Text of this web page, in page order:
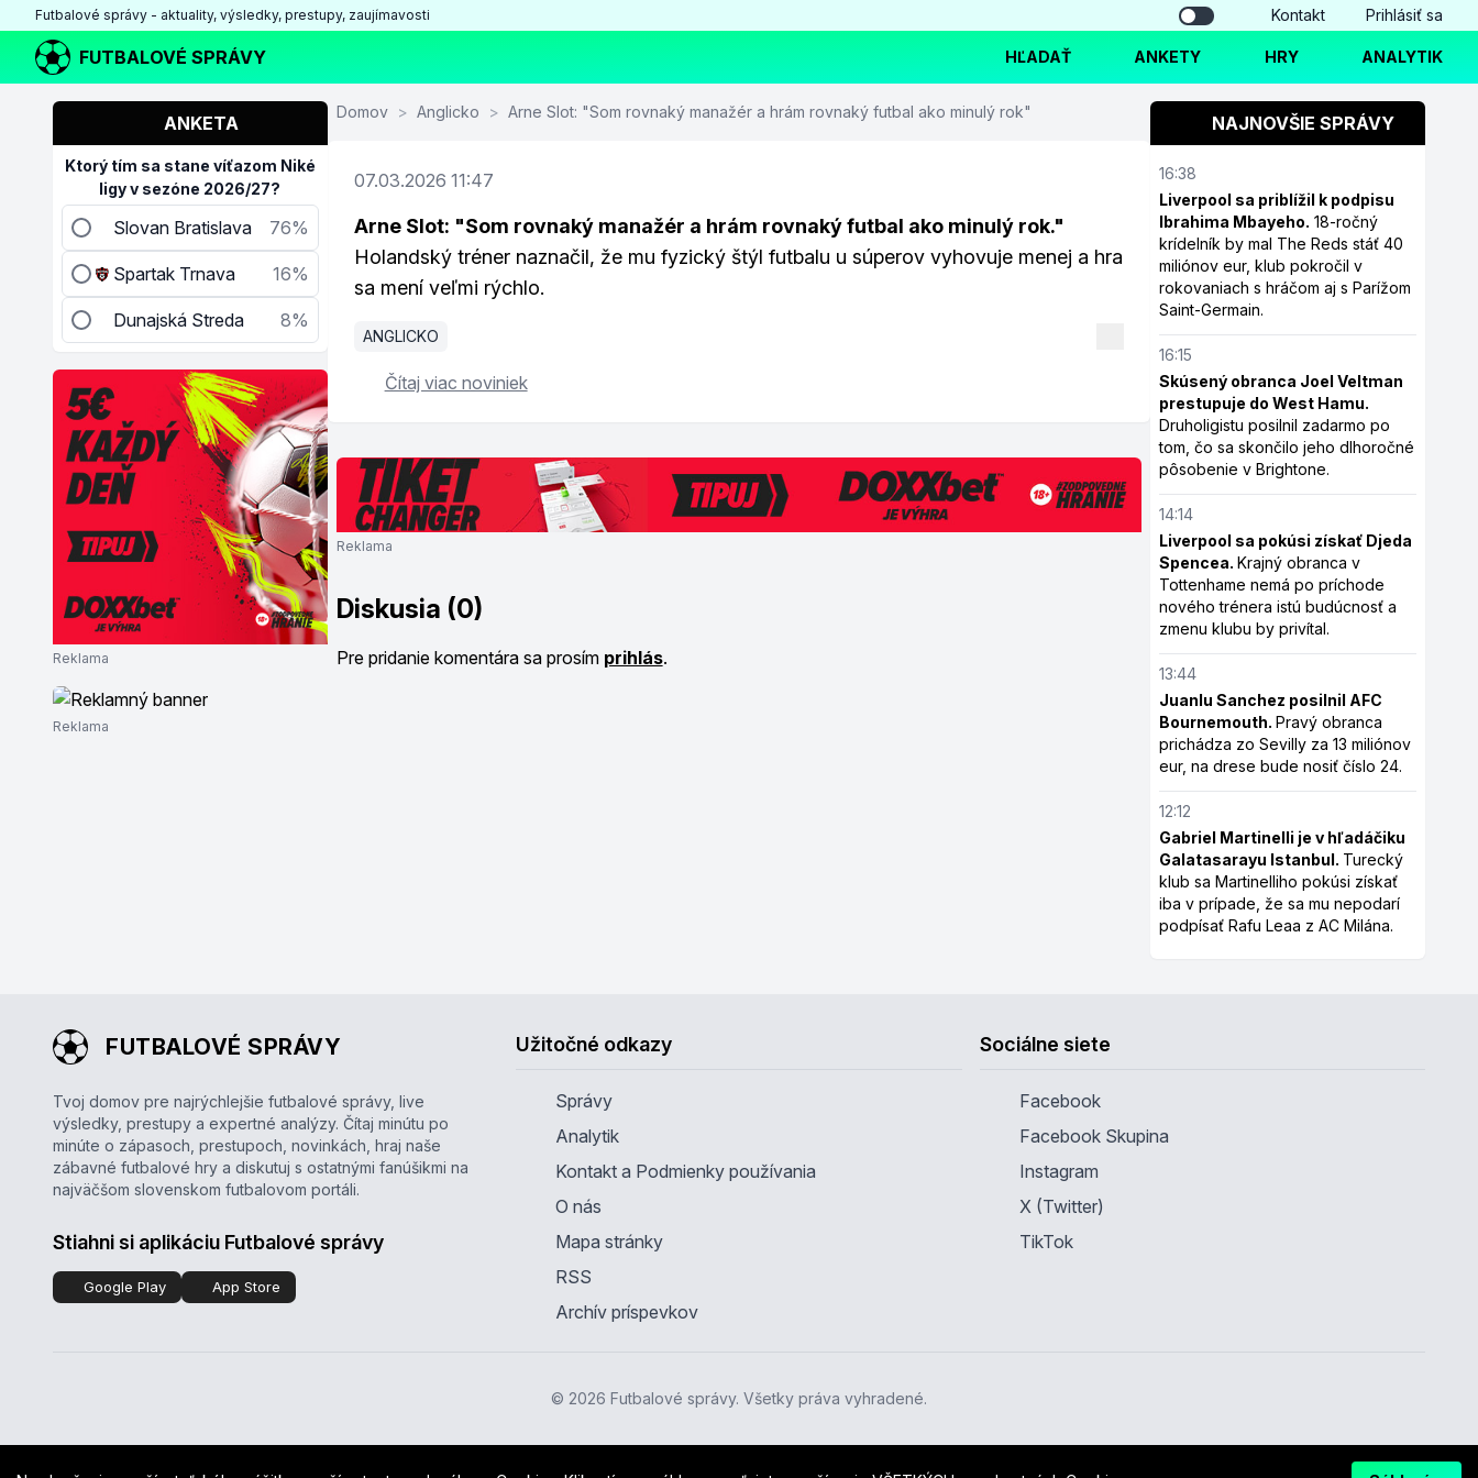
Futbalové správy - aktuality, výsledky, prestupy, zaujímavosti Kontakt Prihlásiť sa
FUTBALOVÉ SPRÁVY HĽADAŤ ANKETY HRY ANALYTIK
ANKETA
Ktorý tím sa stane víťazom Niké
ligy v sezóne 2026/27?
Slovan Bratislava 76%
Spartak Trnava 16%
Dunajská Streda 8%
Reklama
Reklama
Domov > Anglicko > Arne Slot: "Som rovnaký manažér a hrám rovnaký futbal ako minulý rok"
07.03.2026 11:47
Arne Slot: "Som rovnaký manažér a hrám rovnaký futbal ako minulý rok."
Holandský tréner naznačil, že mu fyzický štýl futbalu u súperov vyhovuje menej a hra
sa mení veľmi rýchlo.
ANGLICKO
Čítaj viac noviniek
Reklama
Diskusia (0)
Pre pridanie komentára sa prosím prihlás.
NAJNOVŠIE SPRÁVY
16:38
Liverpool sa priblížil k podpisu
Ibrahima Mbayeho. 18-ročný
krídelník by mal The Reds stáť 40
miliónov eur, klub pokročil v
rokovaniach s hráčom aj s Parížom
Saint-Germain.
16:15
Skúsený obranca Joel Veltman
prestupuje do West Hamu.
Druholigistu posilnil zadarmo po
tom, čo sa skončilo jeho dlhoročné
pôsobenie v Brightone.
14:14
Liverpool sa pokúsi získať Djeda
Spencea.Krajný obranca v
Tottenhame nemá po príchode
nového trénera istú budúcnosť a
zmenu klubu by privítal.
13:44
Juanlu Sanchez posilnil AFC
Bournemouth.Pravý obranca
prichádza zo Sevilly za 13 miliónov
eur, na drese bude nosiť číslo 24.
12:12
Gabriel Martinelli je v hľadáčiku
Galatasarayu Istanbul. Turecký
klub sa Martinelliho pokúsi získať
iba v prípade, že sa mu nepodarí
podpísať Rafu Leaa z AC Milána.
FUTBALOVÉ SPRÁVY
Tvoj domov pre najrýchlejšie futbalové správy, live
výsledky, prestupy a expertné analýzy. Čítaj minútu po
minúte o zápasoch, prestupoch, novinkách, hraj naše
zábavné futbalové hry a diskutuj s ostatnými fanúšikmi na
najväčšom slovenskom futbalovom portáli.
Stiahni si aplikáciu Futbalové správy
Google Play App Store
Užitočné odkazy
Správy
Analytik
Kontakt a Podmienky používania
O nás
Mapa stránky
RSS
Archív príspevkov
Sociálne siete
Facebook
Facebook Skupina
Instagram
X (Twitter)
TikTok
© 2026 Futbalové správy. Všetky práva vyhradené.